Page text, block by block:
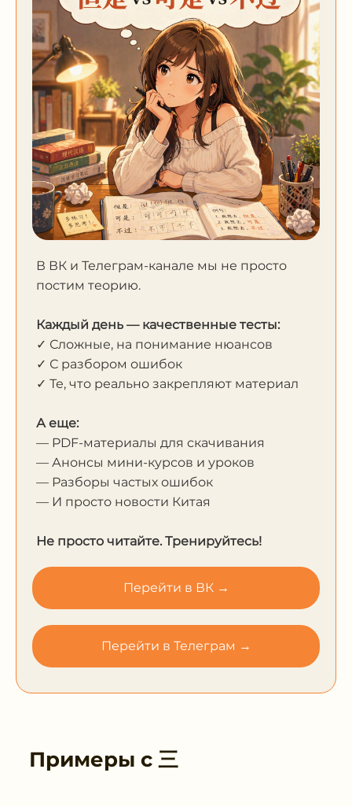
В ВК и Телеграм-канале мы не просто
постим теорию.
Каждый день — качественные тесты:
✓ Сложные, на понимание нюансов
✓ С разбором ошибок
✓ Те, что реально закрепляют материал
А еще:
— PDF-материалы для скачивания
— Анонсы мини-курсов и уроков
— Разборы частых ошибок
— И просто новости Китая
Не просто читайте. Тренируйтесь!
Перейти в ВК →
Перейти в Телеграм →
Примеры с 三